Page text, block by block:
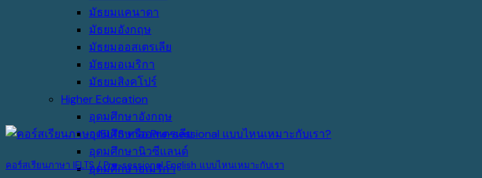
มัธยมแคนาดา
มัธยมอังกฤษ
มัธยมออสเตรเลีย
มัธยมอเมริกา
มัธยมสิงคโปร์
Higher Education
อุดมศึกษาอังกฤษ
อุดมศึกษาออสเตรเลีย
อุดมศึกษานิวซีแลนด์
อุดมศึกษาอเมริกา
คอร์สเรียนภาษา IELTS / Pre-sessional English แบบไหนเหมาะกับเรา